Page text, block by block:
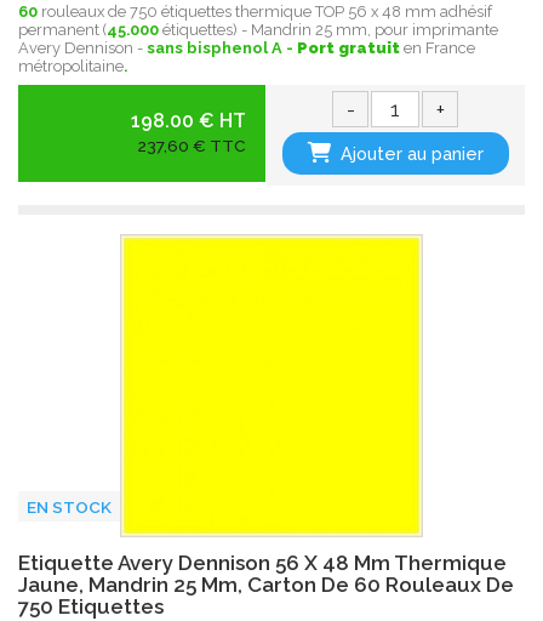
60 rouleaux de 750 étiquettes thermique TOP 56 x 48 mm adhésif
permanent (45.000 étiquettes) - Mandrin 25 mm, pour imprimante
Avery Dennison - sans bisphenol A - Port gratuit en France
métropolitaine.
198.00 € HT
237,60 € TTC
- +
Ajouter au panier
EN STOCK
Etiquette Avery Dennison 56 X 48 Mm Thermique
Jaune, Mandrin 25 Mm, Carton De 60 Rouleaux De
750 Etiquettes